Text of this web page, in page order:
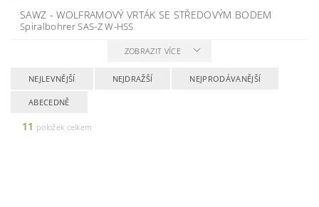
SAWZ - WOLFRAMOVÝ VRTÁK SE STŘEDOVÝM BODEM
Spiralbohrer SAS-Z W-HSS
ZOBRAZIT VÍCE
NEJLEVNĚJŠÍ NEJDRAŽŠÍ NEJPRODÁVANĚJŠÍ
ABECEDNĚ
11 položek celkem